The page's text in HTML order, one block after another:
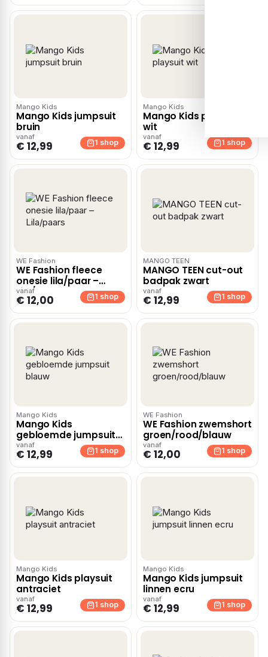
Mango Kids
Mango Kids jumpsuit
bruin
vanaf
€ 12,99 1 shop
Mango Kids
Mango Kids playsuit
wit
vanaf
€ 12,99 1 shop
WE Fashion
WE Fashion fleece
onesie lila/paar –
Lila/paars
vanaf
€ 12,00 1 shop
MANGO TEEN
MANGO TEEN cut-out
badpak zwart
vanaf
€ 12,99 1 shop
Mango Kids
Mango Kids
gebloemde jumpsuit
blauw
vanaf
€ 12,99 1 shop
WE Fashion
WE Fashion zwemshort
groen/rood/blauw
vanaf
€ 12,00 1 shop
Mango Kids
Mango Kids playsuit
antraciet
vanaf
€ 12,99 1 shop
Mango Kids
Mango Kids jumpsuit
linnen ecru
vanaf
€ 12,99 1 shop